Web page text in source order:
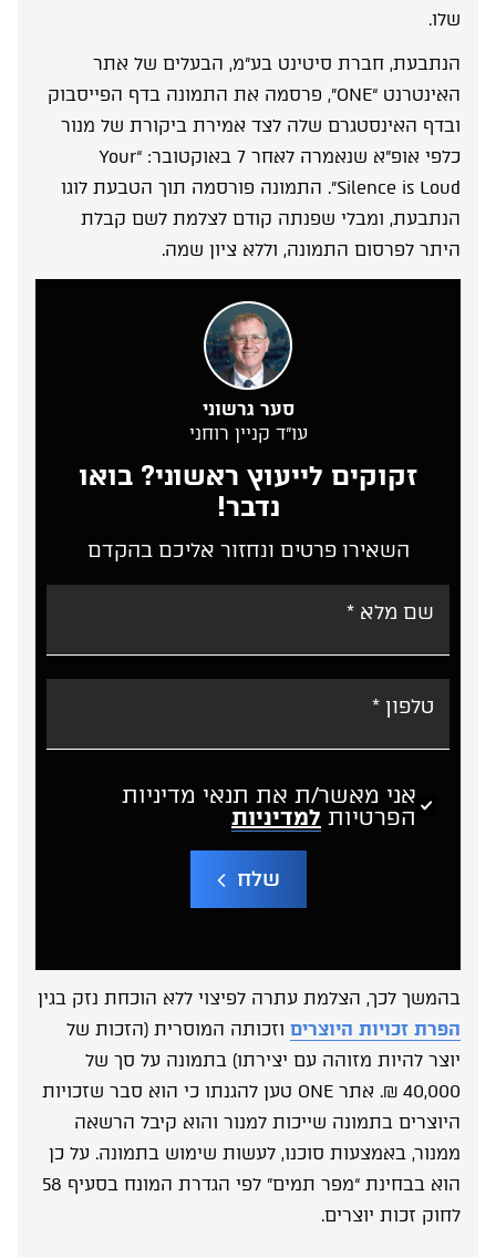
שלו.
הנתבעת, חברת סיטינט בע”מ, הבעלים של אתר
האינטרנט “ONE”, פרסמה את התמונה בדף הפייסבוק
ובדף האינסטגרם שלה לצד אמירת ביקורת של מנור
כלפי אופ”א שנאמרה לאחר 7 באוקטובר: “Your
Silence is Loud”. התמונה פורסמה תוך הטבעת לוגו
הנתבעת, ומבלי שפנתה קודם לצלמת לשם קבלת
היתר לפרסום התמונה, וללא ציון שמה.
סער גרשוני
עו”ד קניין רוחני
זקוקים לייעוץ ראשוני? בואו
נדבר!
השאירו פרטים ונחזור אליכם בהקדם
אני מאשר/ת את תנאי מדיניות
הפרטיות למדיניות
שלח
t
r
v
בהמשך לכך, הצלמת עתרה לפיצוי ללא הוכחת נזק בגין
הפרת זכויות היוצרים וזכותה המוסרית (הזכות של
יוצר להיות מזוהה עם יצירתו) בתמונה על סך של
40,000 ₪. אתר ONE טען להגנתו כי הוא סבר שזכויות
היוצרים בתמונה שייכות למנור והוא קיבל הרשאה
ממנור, באמצעות סוכנו, לעשות שימוש בתמונה. על כן
הוא בבחינת “מפר תמים” לפי הגדרת המונח בסעיף 58
לחוק זכות יוצרים.